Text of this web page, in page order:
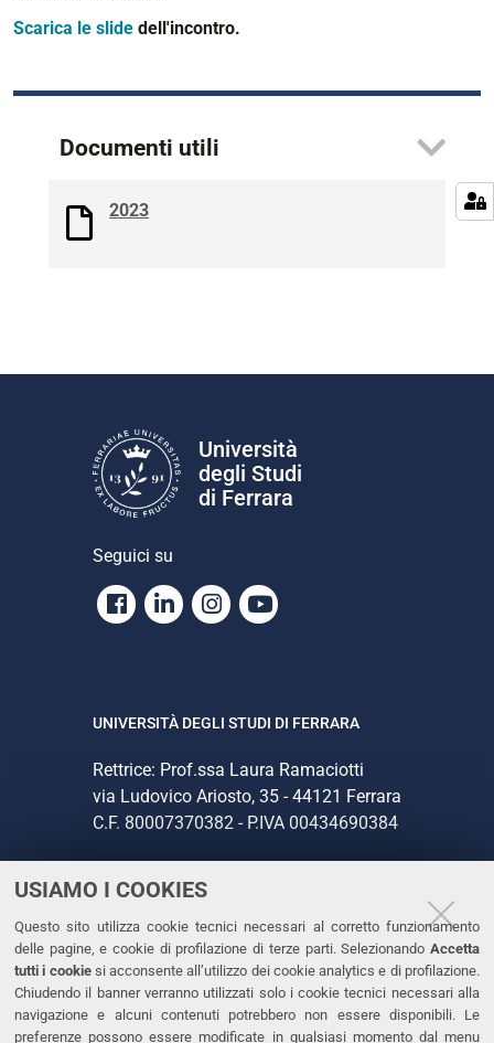
USIAMO I COOKIES
Questo sito utilizza cookie tecnici necessari al corretto funzionamento
delle pagine, e cookie di profilazione di terze parti. Selezionando Accetta
tutti i cookiesi acconsente all’utilizzo dei cookie analytics e di profilazione.
Chiudendo il banner verranno utilizzati solo i cookie tecnici necessari alla
navigazione e alcuni contenuti potrebbero non essere disponibili. Le
preferenze possono essere modificate in qualsiasi momento dal menu
Scarica le slide dell'incontro.
Documenti utili
2023
Università
degli Studi
di Ferrara
Seguici su
Facebook
LinkedinInstagram
Youtube
UNIVERSITÀ DEGLI STUDI DI FERRARA
Rettrice: Prof.ssa Laura Ramaciotti
via Ludovico Ariosto, 35 - 44121 Ferrara
C.F. 80007370382 - P.IVA 00434690384
CONTATTI
Tel. +39 0532 293111
Fax. +39 0532 293031
PEC